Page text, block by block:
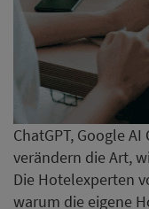
ChatGPT, Google
verändern die Art,
Die Hotelexperten
warum die eigene